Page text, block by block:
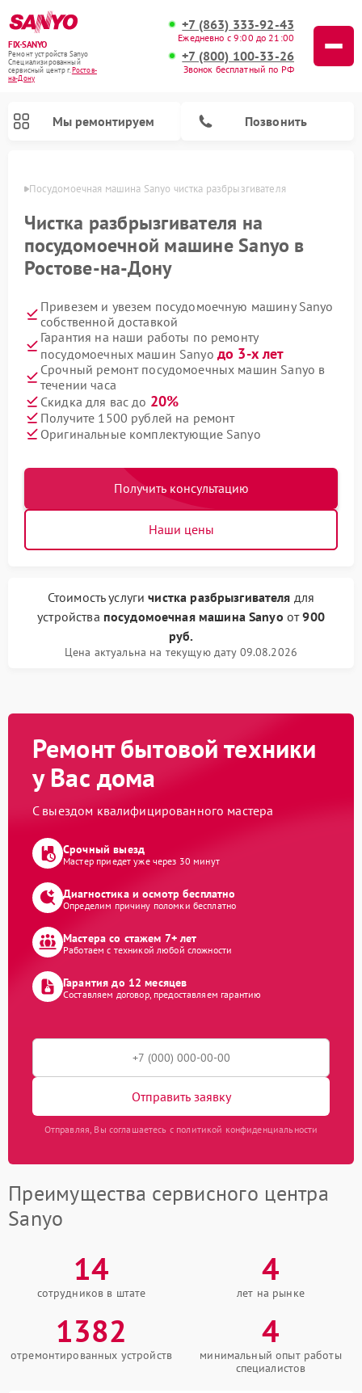
FIX-SANYO
Ремонт устройств Sanyo
Специализированный
cервисный центр г.Ростов-
на-Дону
+7 (863) 333-92-43
Ежедневно с 9:00 до 21:00
+7 (800) 100-33-26
Звонок бесплатный по РФ
Мы ремонтируем Позвонить
Посудомоечная машина Sanyo чистка разбрызгивателя
Чистка разбрызгивателя на
посудомоечной машине Sanyo в
Ростове-на-Дону
Привезем и увезем посудомоечную машину Sanyo
собственной доставкой
Гарантия на наши работы по ремонту
посудомоечных машин Sanyo до 3-х лет
Срочный ремонт посудомоечных машин Sanyo в
течении часа
Скидка для вас до 20%
Получите 1500 рублей на ремонт
Оригинальные комплектующие Sanyo
Получить консультацию
Наши цены
Стоимость услугичистка разбрызгивателя для
устройства посудомоечная машина Sanyo от900
руб.
Цена актуальна на текущую дату 09.08.2026
Ремонт бытовой техники
у Вас дома
С выездом квалифицированного мастера
Срочный выезд
Мастер приедет уже через 30 минут
Диагностика и осмотр бесплатно
Определим причину поломки бесплатно
Мастера со стажем 7+ лет
Работаем с техникой любой сложности
Гарантия до 12 месяцев
Составляем договор, предоставляем гарантию
Отправить заявку
Отправляя, Вы соглашаетесь с политикой конфиденциальности
Преимущества сервисного центра
Sanyo
14
сотрудников в штате
4
лет на рынке
1382
отремонтированных устройств
4
минимальный опыт работы
специалистов